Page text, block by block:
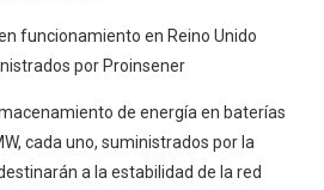
funcionamiento en Reino Unido
por Proinsener
de energía en baterías
cada uno, suministrados por la
a la estabilidad de la red